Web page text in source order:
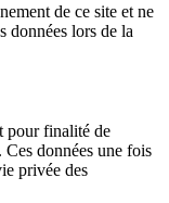
de ce site et ne
données lors de la
pour finalité de
données une fois
privée des